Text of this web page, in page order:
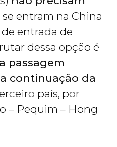
se entram na China
entrada de
dessa opção é
passagem
continuação da
país, por
– Pequim – Hong